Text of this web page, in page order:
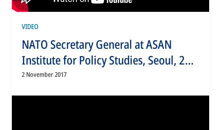
VIDEO
NATO Secretary General at ASAN
Institute for Policy Studies, Seoul, 2
NOV 2017, Part 1 of 2
2 November 2017